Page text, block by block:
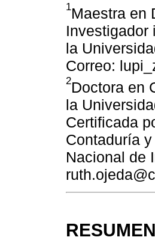
1Maestra en
Investigador
la
Correo:
2Doctora en
la
Certificada
Contaduría
Nacional de
RESUMEN